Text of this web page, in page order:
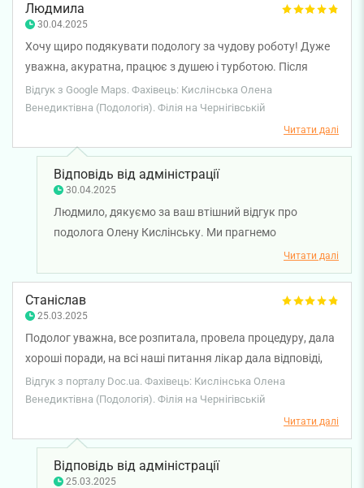
Людмила
30.04.2025
Хочу щиро подякувати подологу за чудову роботу! Дуже
уважна, акуратна, працює з душею і турботою. Після
процедури ноги виглядають доглянуто, шкіра м’яка, як у
немовляти. Атмосфера під час сеансу спокійна та
приємна — повне розслаблення. Я дуже задоволена і
точно повернуся ще не раз. Рекомендую від щирого
серця!
Відгук з Google Maps. Фахівець: Кислінська Олена
Венедиктівна (Подологія). Філія на Чернігівській
Читати далі
Відповідь від адміністрації
30.04.2025
Людмило, дякуємо за ваш втішний відгук про
подолога Олену Кислінську. Ми прагнемо
забезпечити кожному пацієнту найкращий догляд, і
так приємно чути, що вам вдалося відчути турботу
та професіоналізм. Бажаємо вам міцного здоров'я!
Читати далі
Станіслав
25.03.2025
Подолог уважна, все розпитала, провела процедуру, дала
хороші поради, на всі наші питання лікар дала відповіді,
все було доступно і зрозуміло. Фахівець дуже хороша,
приємна, людяна, дуже добре до нас поставилася.
Відгук з порталу Doc.ua. Фахівець: Кислінська Олена
Венедиктівна (Подологія). Філія на Чернігівській
Читати далі
Відповідь від адміністрації
25.03.2025